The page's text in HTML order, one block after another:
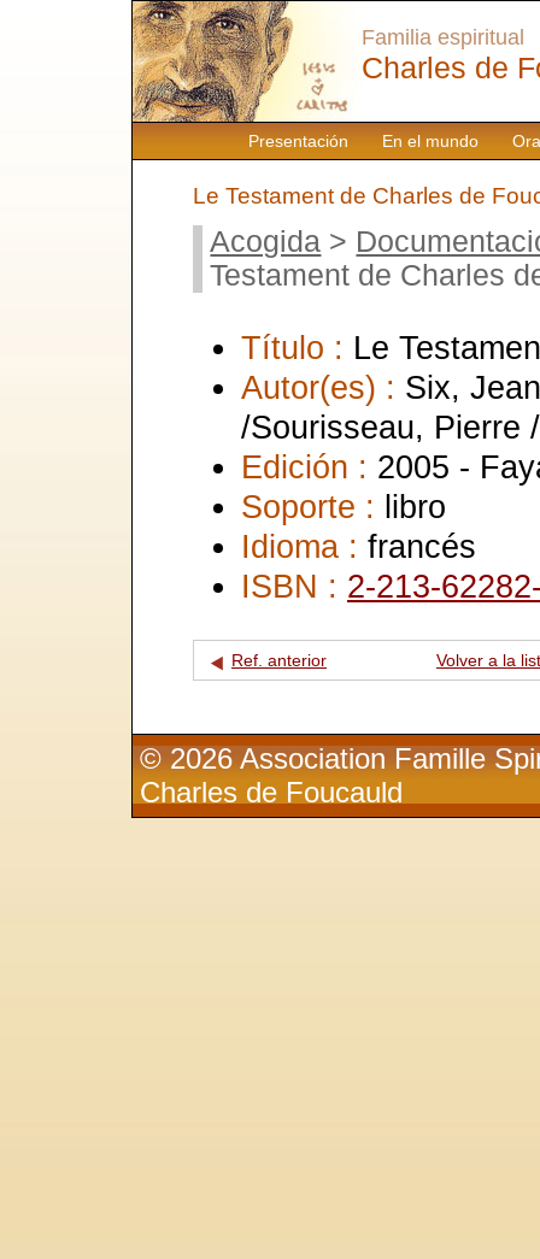
Presentación En el mundo
Familia espiritual
Charles de
Le Testament de Charles de
Acogida >
Testament de Charles
Título : Le
Autor(es) : Six,
/Sourisseau, Pierre /
Edición : 2005 -
Soporte : libro
Idioma : francés
ISBN : 2-213-
Ref. anterior Volver a la
© 2026 Association Famille
Charles de Foucauld